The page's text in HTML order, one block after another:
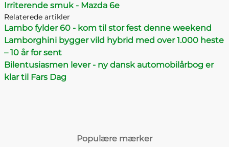
Irriterende smuk - Mazda 6e
Relaterede artikler
Lambo fylder 60 - kom til stor fest denne weekend
Lamborghini bygger vild hybrid med over 1.000 heste
– 10 år for sent
Bilentusiasmen lever - ny dansk automobilårbog er
klar til Fars Dag
Populære mærker